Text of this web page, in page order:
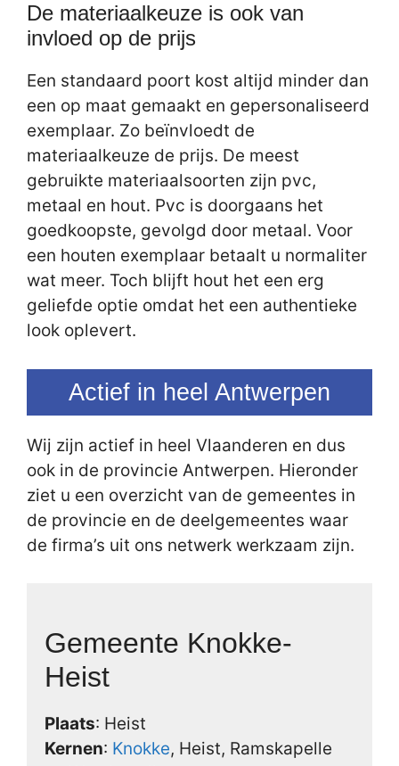
De materiaalkeuze is ook van
invloed op de prijs
Een standaard poort kost altijd minder dan
een op maat gemaakt en gepersonaliseerd
exemplaar. Zo beïnvloedt de
materiaalkeuze de prijs. De meest
gebruikte materiaalsoorten zijn pvc,
metaal en hout. Pvc is doorgaans het
goedkoopste, gevolgd door metaal. Voor
een houten exemplaar betaalt u normaliter
wat meer. Toch blijft hout het een erg
geliefde optie omdat het een authentieke
look oplevert.
Actief in heel Antwerpen
Wij zijn actief in heel Vlaanderen en dus
ook in de provincie Antwerpen. Hieronder
ziet u een overzicht van de gemeentes in
de provincie en de deelgemeentes waar
de firma’s uit ons netwerk werkzaam zijn.
Gemeente Knokke-
Heist
Plaats: Heist
Kernen: Knokke, Heist, Ramskapelle